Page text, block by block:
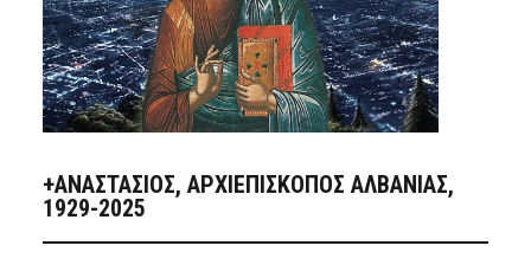
+ΑΝΑΣΤΆΣΙΟΣ, ΑΡΧΙΕΠΊΣΚΟΠΟΣ ΑΛΒΑΝΊΑΣ,
1929-2025